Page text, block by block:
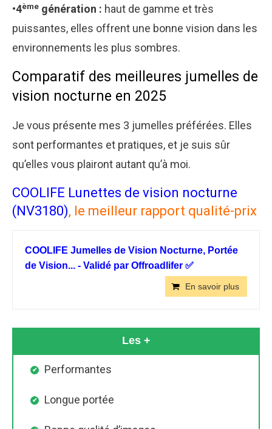
•4ème génération : haut de gamme et très
puissantes, elles offrent une bonne vision dans les
environnements les plus sombres.
Comparatif des meilleures jumelles de
vision nocturne en 2025
Je vous présente mes 3 jumelles préférées. Elles
sont performantes et pratiques, et je suis sûr
qu’elles vous plairont autant qu’à moi.
COOLIFE Lunettes de vision nocturne
(NV3180), le meilleur rapport qualité-prix
COOLIFE Jumelles de Vision Nocturne, Portée
de Vision... - Validé par Offroadlifer ✅
En savoir plus
Les +
Performantes
Longue portée